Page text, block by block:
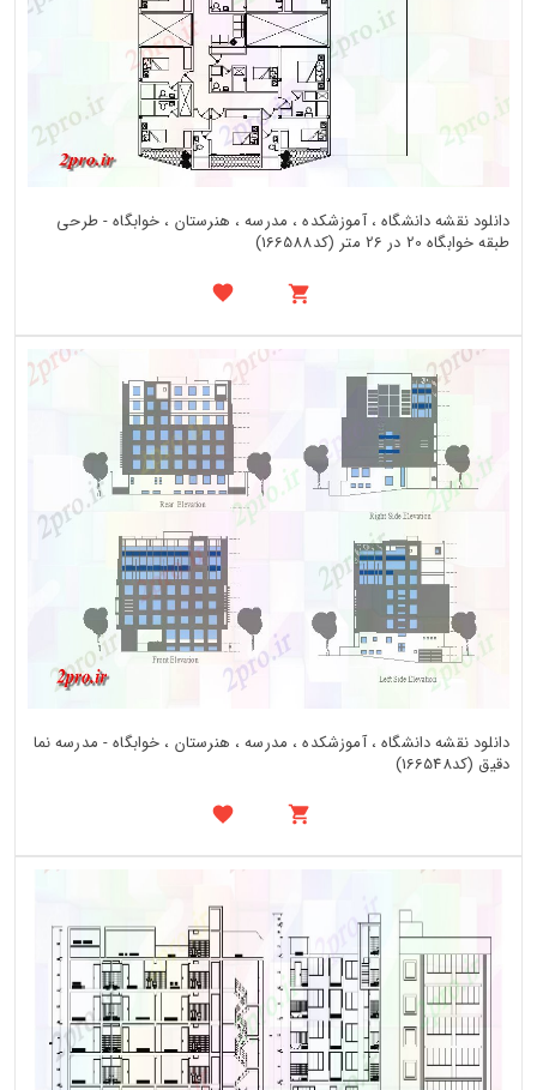
دانلود نقشه دانشگاه ، آموزشکده ، مدرسه ، هنرستان ، خوابگاه - طرحی
طبقه خوابگاه 20 در 26 متر (کد166588)
دانلود نقشه دانشگاه ، آموزشکده ، مدرسه ، هنرستان ، خوابگاه - مدرسه نما
دقیق (کد166548)